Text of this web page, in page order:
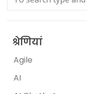
श्रेणियां
Agile
AI